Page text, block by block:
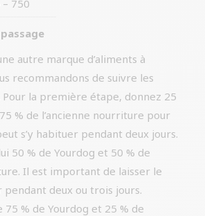
– 750
autre marque d’aliments à
recommandons de suivre les
Pour la première étape, donnez 25
% de l’ancienne nourriture pour
s’y habituer pendant deux jours.
50 % de Yourdog et 50 % de
Il est important de laisser le
pendant deux ou trois jours.
75 % de Yourdog et 25 % de